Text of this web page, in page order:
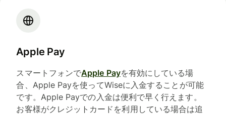
Apple Pay
スマートフォンでApple Payを有効にしている場
合、Apple Payを使ってWiseに入金することが可能
です。Apple Payでの入金は便利で早く行えます。
お客様がクレジットカードを利用している場合は追